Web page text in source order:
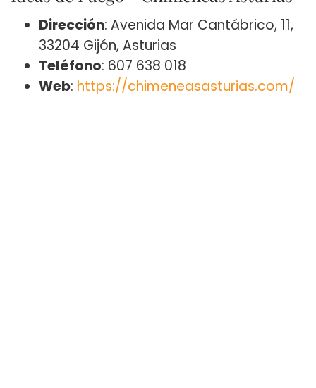
Dirección: Avenida Mar Cantábrico, 11,
33204 Gijón, Asturias
Teléfono: 607 638 018
Web: https://chimeneasasturias.com/